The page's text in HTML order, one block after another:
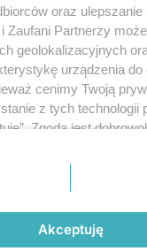
oraz ulepszanie
Zaufani Partnerzy
geolokalizacyjnych
urządzenia do
cenimy Twoją
z tych technologii
Zgoda jest
się w lewym
przetwarzania
ale masz prawo
Preferencje będą
na tej witrynie.
Akceptuję